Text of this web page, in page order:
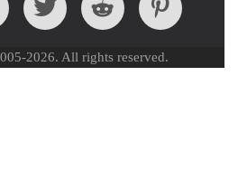
2026. All rights reserved.